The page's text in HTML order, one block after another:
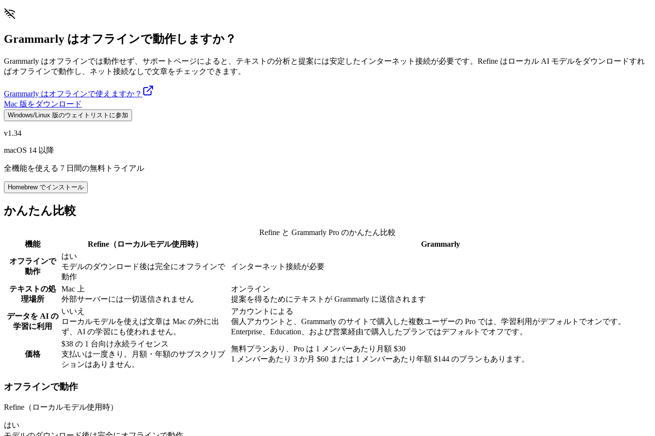
Grammarly はオフラインで動作しますか？
Grammarly はオフラインでは動作せず、サポートページによると、テキストの分析と提案には安定したインターネット接続が必要です。Refine はローカル AI モデルをダウンロードすれ
ばオフラインで動作し、ネット接続なしで文章をチェックできます。
Grammarly はオフラインで使えますか？
Mac 版をダウンロード
Windows/Linux 版のウェイトリストに参加
v1.34
macOS 14 以降
全機能を使える 7 日間の無料トライアル
Homebrew でインストール
かんたん比較
Refine と Grammarly Pro のかんたん比較
機能
Refine（ローカルモデル使用時） Grammarly
オフラインで
動作
はい
モデルのダウンロード後は完全にオフラインで
動作
インターネット接続が必要
テキストの処
理場所
Mac 上
外部サーバーには一切送信されません
オンライン
提案を得るためにテキストが Grammarly に送信されます
データを AI の
学習に利用
いいえ
ローカルモデルを使えば文章は Mac の外に出
ず、AI の学習にも使われません。
アカウントによる
個人アカウントと、Grammarly のサイトで購入した複数ユーザーの Pro では、学習利用がデフォルトでオンです。
Enterprise、Education、および営業経由で購入したプランではデフォルトでオフです。
価格
$38 の 1 台向け永続ライセンス
支払いは一度きり。月額・年額のサブスクリプ
ションはありません。
無料プランあり、Pro は 1 メンバーあたり月額 $30
1 メンバーあたり 3 か月 $60 または 1 メンバーあたり年額 $144 のプランもあります。
オフラインで動作
Refine（ローカルモデル使用時）
はい